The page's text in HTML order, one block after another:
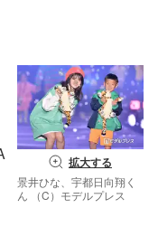
拡大する
景井ひな、宇都日向翔く
ん （C）モデルプレス